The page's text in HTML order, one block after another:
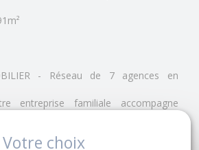
- Réseau de 7 agences en
entreprise familiale accompagne
votre bien.
Votre choix